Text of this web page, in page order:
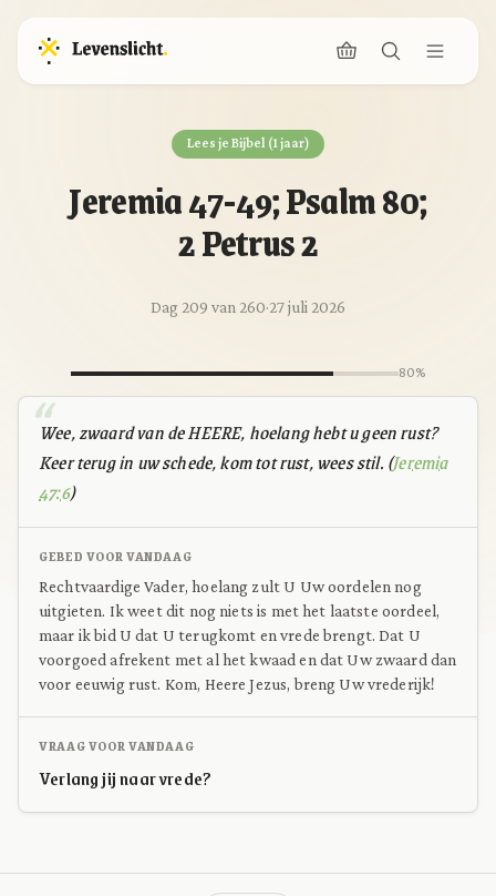
Lees je Bijbel (1 jaar)
Jeremia 47-49; Psalm 80;
2 Petrus 2
Dag 209 van 260·27 juli 2026
80%
Wee, zwaard van de HEERE, hoelang hebt u geen rust?
Keer terug in uw schede, kom tot rust, wees stil. (Jeremia
47:6)
GEBED VOOR VANDAAG
Rechtvaardige Vader, hoelang zult U Uw oordelen nog
uitgieten. Ik weet dit nog niets is met het laatste oordeel,
maar ik bid U dat U terugkomt en vrede brengt. Dat U
voorgoed afrekent met al het kwaad en dat Uw zwaard dan
voor eeuwig rust. Kom, Heere Jezus, breng Uw vrederijk!
VRAAG VOOR VANDAAG
Verlang jij naar vrede?